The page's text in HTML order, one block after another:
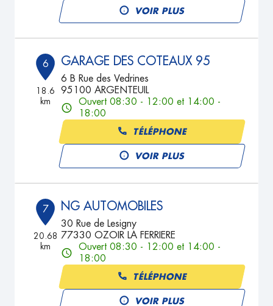
VOIR PLUS
6
18.6
km
GARAGE DES COTEAUX 95
6 B Rue des Vedrines
95100 ARGENTEUIL
Ouvert 08:30 - 12:00 et 14:00 -
18:00
TÉLÉPHONE
VOIR PLUS
7
20.68
km
NG AUTOMOBILES
30 Rue de Lesigny
77330 OZOIR LA FERRIERE
Ouvert 08:30 - 12:00 et 14:00 -
18:00
TÉLÉPHONE
VOIR PLUS